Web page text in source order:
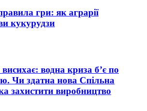
гри: як аграрії
кукурудзи
водна криза б’є по
Чи здатна нова Спільна
захистити виробництво